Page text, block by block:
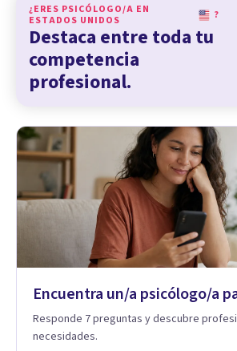
¿ERES PSICÓLOGO/A EN
ESTADOS UNIDOS
?
Destaca entre toda tu
competencia
profesional.
Encuentra un/a psicólogo/a
Responde 7 preguntas y descubre
necesidades.